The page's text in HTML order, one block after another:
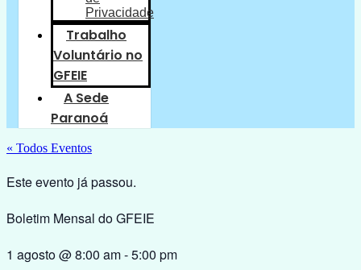
Privacidade
Trabalho
Voluntário no
GFEIE
A Sede
Paranoá
« Todos Eventos
Este evento já passou.
Boletim Mensal do GFEIE
1 agosto@8:00 am-5:00 pm